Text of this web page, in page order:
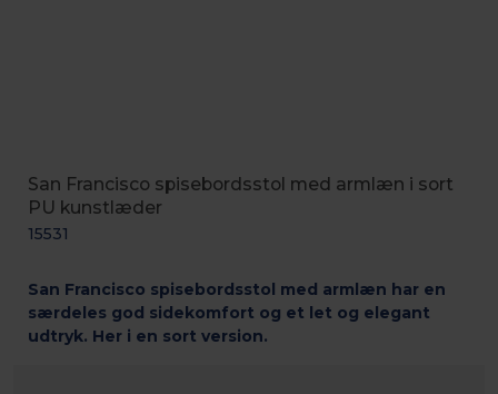
San Francisco spisebordsstol med armlæn i sort
PU kunstlæder
15531
San Francisco spisebordsstol med armlæn har en
særdeles god sidekomfort og et let og elegant
udtryk. Her i en sort version.